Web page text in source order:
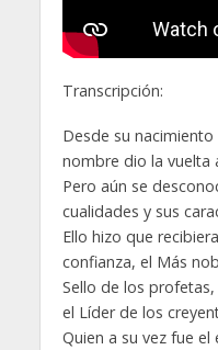
Transcripción:
Desde su
nombre dio la vuelta
Pero aún se
cualidades y sus
Ello hizo que
confianza, el Más
Sello de los
el Líder de los
Quien a su vez fue